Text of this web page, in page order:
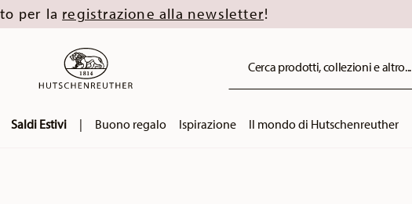
per la registrazione alla newsletter!
Cerca prodotti, collezioni e altro...
Saldi Estivi | Buono regalo Ispirazione Il mondo di Hutschenreuther